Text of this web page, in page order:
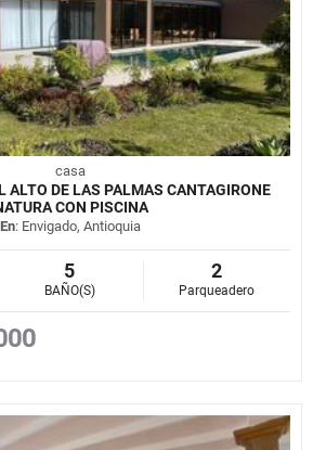
casa
ALTO DE LAS PALMAS CANTAGIRONE
CON PISCINA
En: Envigado, Antioquia
5
BAÑO(S)
2
Parqueadero